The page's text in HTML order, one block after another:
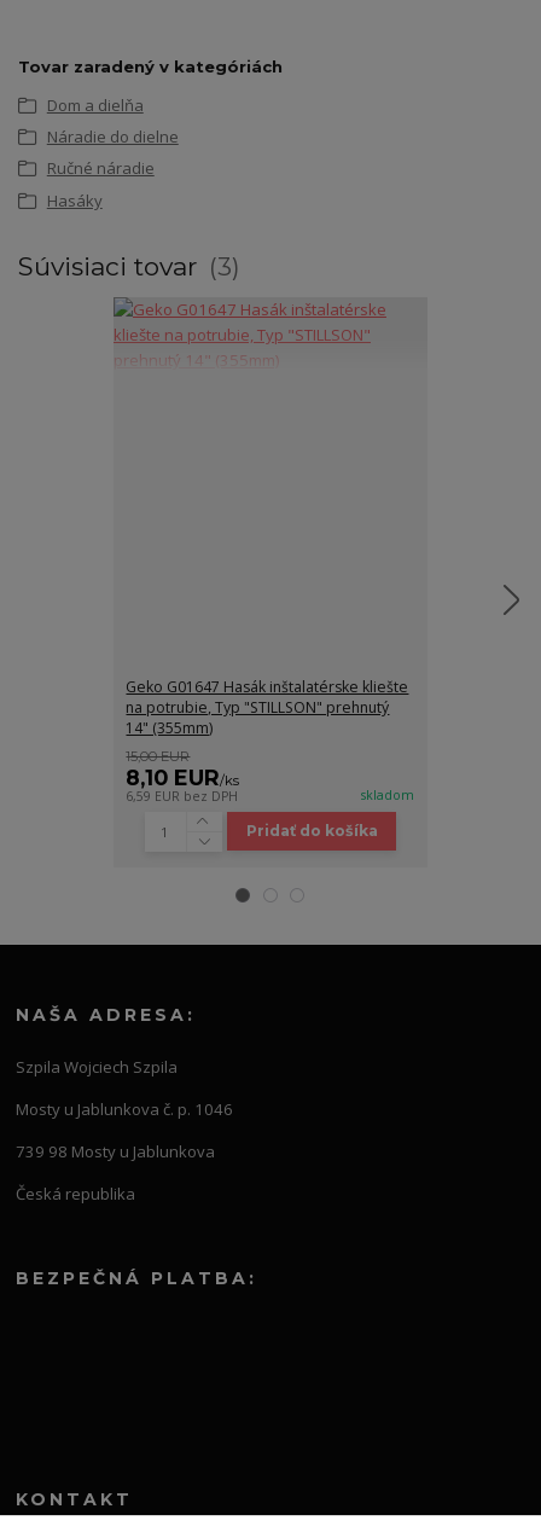
Tovar zaradený v kategóriách
Dom a dielňa
Náradie do dielne
Ručné náradie
Hasáky
Súvisiaci tovar 3
Geko G01647 Hasák inštalatérske kliešte
na potrubie, Typ "STILLSON" prehnutý
14" (355mm)
15,00 EUR
8,10 EUR/ks
6,59 EUR bez DPH skladom
Pridať do košíka
NAŠA ADRESA:
Szpila Wojciech Szpila
Mosty u Jablunkova č. p. 1046
739 98 Mosty u Jablunkova
Česká republika
BEZPEČNÁ PLATBA:
KONTAKT